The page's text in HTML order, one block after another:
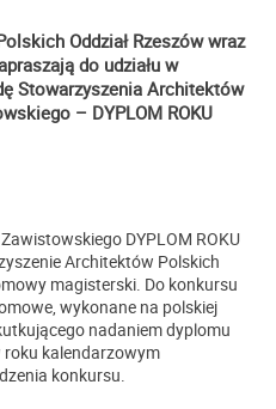
Oddział Rzeszów wraz
do udziału w
Stowarzyszenia Architektów
– DYPLOM ROKU
DYPLOM ROKU
Architektów Polskich
magisterski. Do konkursu
wykonane na polskiej
nadaniem dyplomu
kalendarzowym
konkursu.